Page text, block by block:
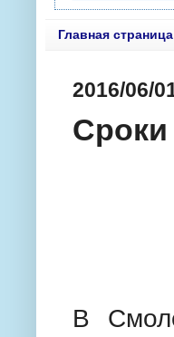
Главная страница
2016/06/
В